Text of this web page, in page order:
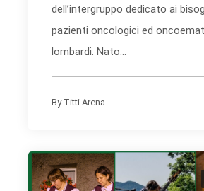
dell’intergruppo dedicato ai
pazienti oncologici ed
lombardi. Nato...
By Titti Arena